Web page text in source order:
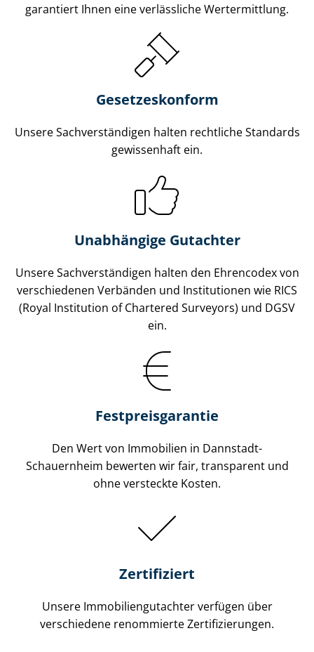
garantiert Ihnen eine verlässliche Wertermittlung.
Gesetzes­konform
Unsere Sach­ver­stän­di­gen halten rechtliche Standards
gewissenhaft ein.
Unabhängige Gutachter
Unsere Sach­ver­stän­di­gen halten den Ehrencodex von
verschiedenen Verbänden und Institutionen wie RICS
(Royal Institution of Chartered Surveyors) und DGSV
ein.
Festpreis​garantie
Den Wert von Immobilien in Dannstadt-
Schauernheim bewerten wir fair, transparent und
ohne versteckte Kosten.
Zertifiziert
Unsere Immobilien­gutachter verfügen über
verschiedene renommierte Zer­ti­fi­zie­run­gen.